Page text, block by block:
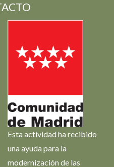
Esta actividad ha recibido
una ayuda para la
modernización de las